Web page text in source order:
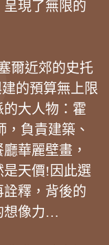
現了無限的
爾近郊的史托
的預算無上限
大人物：霍
，負責建築、
華麗壁畫，
是天價!因此選
釋，背後的
想像力…